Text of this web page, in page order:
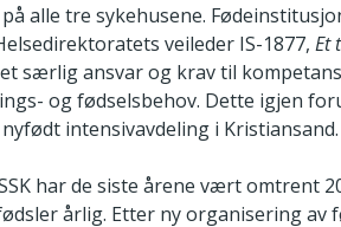
alle tre sykehusene.
veileder IS-1877, Et
særlig ansvar og krav til
og fødselsbehov. Dette igjen
intensivavdeling i Kristiansand.
har de siste årene vært omtrent
årlig. Etter ny organisering av